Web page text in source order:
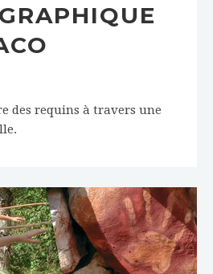
des requins à travers une